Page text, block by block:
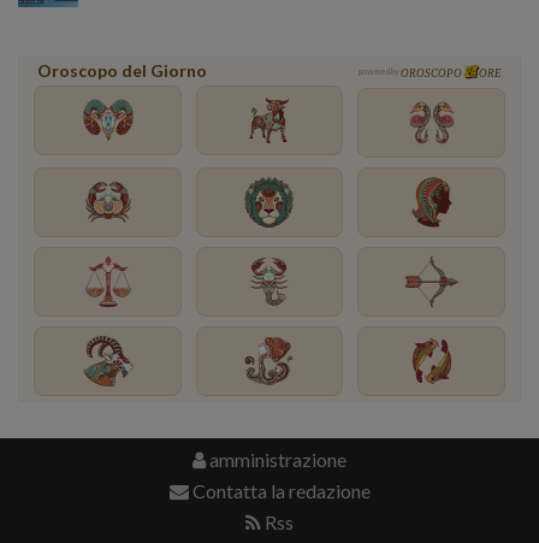
Oroscopo del Giorno powered by OROSCOPO ORE
amministrazione
Contatta la redazione
Rss